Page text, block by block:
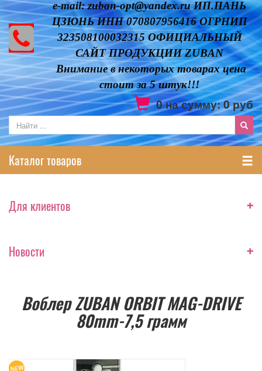
e-mail: zuban-opt@yandex.ru ИП.ПАНЬ
ЦЗЮНЬ ИНН 070807956416 ОГРНИП
323508100032315 ОФИЦИАЛЬНЫЙ
САЙТ ПРОДУКЦИИ ZUBAN
Внимание в некоторых товарах цена
стоит за 5 штук!!!
0на сумму:0руб
Каталог товаров
Для клиентов +
Новости +
Воблер ZUBAN ORBIT MAG-DRIVE
80mm-7,5 грамм